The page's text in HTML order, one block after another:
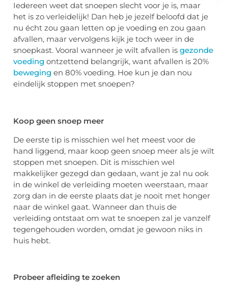
Iedereen weet dat snoepen slecht voor je is, maar
het is zo verleidelijk! Dan heb je jezelf beloofd dat je
nu écht zou gaan letten op je voeding en zou gaan
afvallen, maar vervolgens kijk je toch weer in de
snoepkast. Vooral wanneer je wilt afvallen is gezonde
voeding ontzettend belangrijk, want afvallen is 20%
beweging en 80% voeding. Hoe kun je dan nou
eindelijk stoppen met snoepen?
Koop geen snoep meer
De eerste tip is misschien wel het meest voor de
hand liggend, maar koop geen snoep meer als je wilt
stoppen met snoepen. Dit is misschien wel
makkelijker gezegd dan gedaan, want je zal nu ook
in de winkel de verleiding moeten weerstaan, maar
zorg dan in de eerste plaats dat je nooit met honger
naar de winkel gaat. Wanneer dan thuis de
verleiding ontstaat om wat te snoepen zal je vanzelf
tegengehouden worden, omdat je gewoon niks in
huis hebt.
Probeer afleiding te zoeken